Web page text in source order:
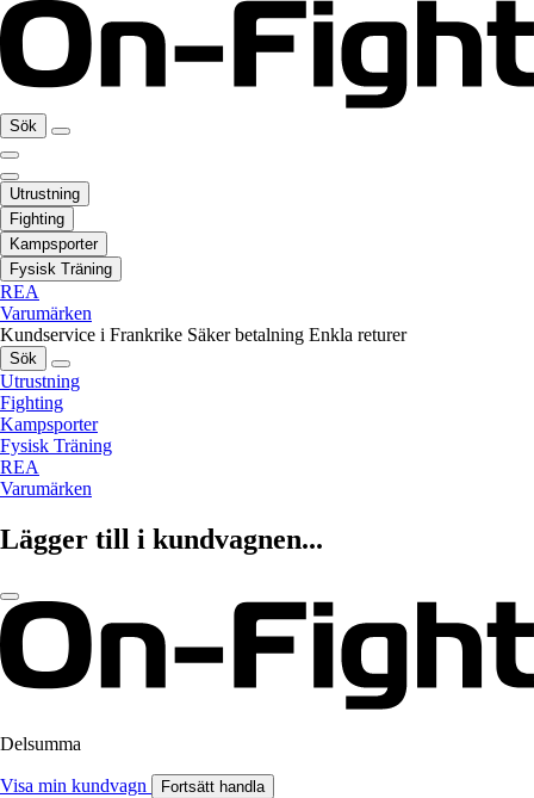
Sök
Utrustning
Fighting
Kampsporter
Fysisk Träning
REA
Varumärken
Kundservice i Frankrike Säker betalning Enkla returer
Sök
Utrustning
Fighting
Kampsporter
Fysisk Träning
REA
Varumärken
Lägger till i kundvagnen...
Delsumma
Visa min kundvagn Fortsätt handla